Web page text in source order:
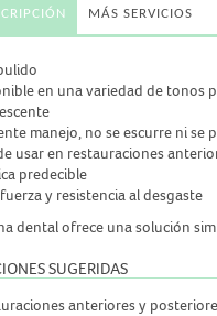
MÁS SERVICIOS
en una variedad de tonos
manejo, no se escurre ni se
usar en restauraciones
predecible
y resistencia al desgaste
dental ofrece una solución
SUGERIDAS
anteriores y